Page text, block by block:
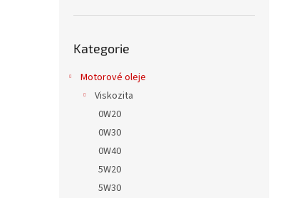
kategorie
Kategorie
Motorové oleje
Viskozita
0W20
0W30
0W40
5W20
5W30